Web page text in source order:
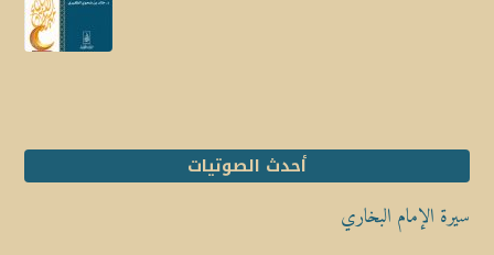
أحدث الصوتيات
سيرة الإمام البخاري